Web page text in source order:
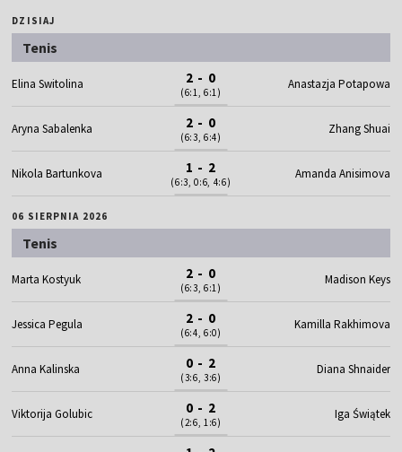
DZISIAJ
Tenis
Elina Switolina 2 - 0
(6:1, 6:1)
Anastazja Potapowa
Aryna Sabalenka 2 - 0
(6:3, 6:4)
Zhang Shuai
Nikola Bartunkova 1 - 2
(6:3, 0:6, 4:6)
Amanda Anisimova
06 SIERPNIA 2026
Tenis
Marta Kostyuk 2 - 0
(6:3, 6:1)
Madison Keys
Jessica Pegula 2 - 0
(6:4, 6:0)
Kamilla Rakhimova
Anna Kalinska 0 - 2
(3:6, 3:6)
Diana Shnaider
Viktorija Golubic 0 - 2
(2:6, 1:6)
Iga Świątek